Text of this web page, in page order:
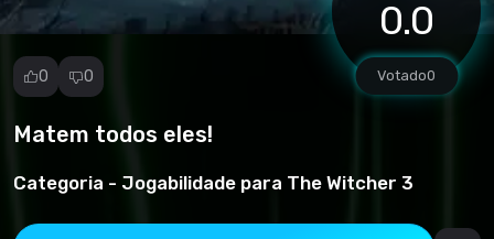
0.0
Votado0
0 0
Matem todos eles!
Categoria - Jogabilidade para The Witcher 3
Denunciar